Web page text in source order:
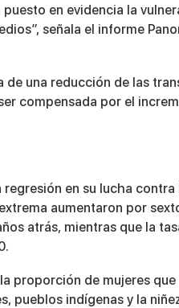
en evidencia la
señala el informe
una reducción de las
compensada por el
en su lucha
aumentaron por
atrás, mientras que la
proporción de mujeres
pueblos indígenas y la